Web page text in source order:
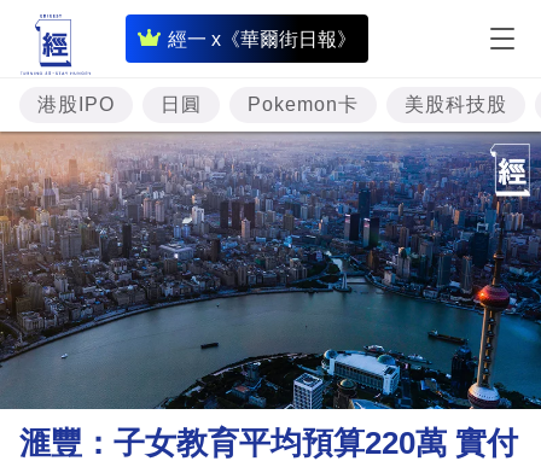
經一 x《華爾街日報》
即
時
財
經
專
題
投
資
理
財
港股IPO 日圓 Pokemon卡 美股科技股
滙豐：子女教育平均預算220萬 實付